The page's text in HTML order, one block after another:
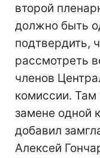
второй
должно быть
подтвердить,
рассмотреть
членов
комиссии.
замене одной
добавил
Алексей